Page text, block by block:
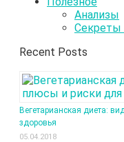
Анализы
Секреты
Recent Posts
Вегетарианская диета:
здоровья
05.04.2018